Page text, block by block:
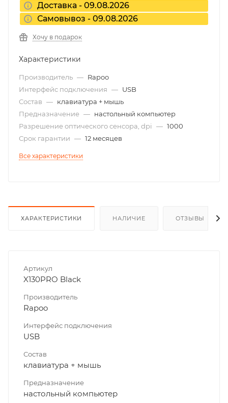
Доставка - 09.08.2026
Самовывоз - 09.08.2026
Хочу в подарок
Характеристики
Производитель — Rapoo
Интерфейс подключения — USB
Состав — клавиатура + мышь
Предназначение — настольный компьютер
Разрешение оптического сенсора, dpi
— 1000
Срок гарантии — 12 месяцев
Все характеристики
ХАРАКТЕРИСТИКИ НАЛИЧИЕ ОТЗЫВЫ
Артикул
X130PRO Black
Производитель
Rapoo
Интерфейс подключения
USB
Состав
клавиатура + мышь
Предназначение
настольный компьютер